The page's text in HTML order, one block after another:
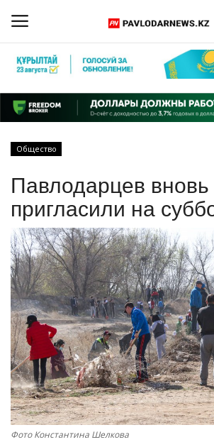
Регистрация
Главная
ПАВЛОДАРСКАЯ ОБЛАСТЬ
КАЗАХСТАН
МИР
СПЕЦПРОЕКТЫ
СПОРТ
Чек-лист
РАЗВЛЕЧЕНИЯ
Общество
Павлодарцев вновь
пригласили на
Фото Константина Шелкова